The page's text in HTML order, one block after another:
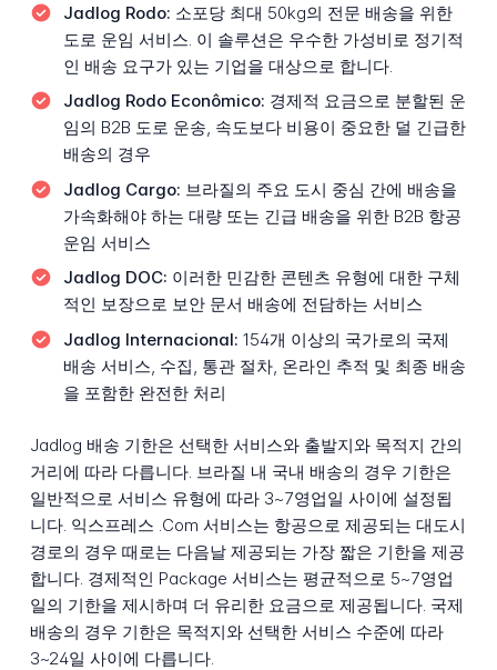
Jadlog Rodo: 소포당 최대 50kg의 전문 배송을 위한
도로 운임 서비스. 이 솔루션은 우수한 가성비로 정기적
인 배송 요구가 있는 기업을 대상으로 합니다.
Jadlog Rodo Econômico: 경제적 요금으로 분할된 운
임의 B2B 도로 운송, 속도보다 비용이 중요한 덜 긴급한
배송의 경우
Jadlog Cargo: 브라질의 주요 도시 중심 간에 배송을
가속화해야 하는 대량 또는 긴급 배송을 위한 B2B 항공
운임 서비스
Jadlog DOC: 이러한 민감한 콘텐츠 유형에 대한 구체
적인 보장으로 보안 문서 배송에 전담하는 서비스
Jadlog Internacional: 154개 이상의 국가로의 국제
배송 서비스, 수집, 통관 절차, 온라인 추적 및 최종 배송
을 포함한 완전한 처리
Jadlog 배송 기한은 선택한 서비스와 출발지와 목적지 간의
거리에 따라 다릅니다. 브라질 내 국내 배송의 경우 기한은
일반적으로 서비스 유형에 따라 3~7영업일 사이에 설정됩
니다. 익스프레스 .Com 서비스는 항공으로 제공되는 대도시
경로의 경우 때로는 다음날 제공되는 가장 짧은 기한을 제공
합니다. 경제적인 Package 서비스는 평균적으로 5~7영업
일의 기한을 제시하며 더 유리한 요금으로 제공됩니다. 국제
배송의 경우 기한은 목적지와 선택한 서비스 수준에 따라
3~24일 사이에 다릅니다.